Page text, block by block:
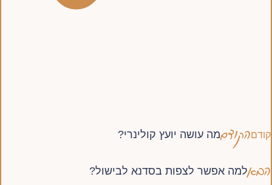
קודםהקודםמה עושה יועץ קולינרי?
הבאלמה אפשר לצפות בסדנא לבישול?